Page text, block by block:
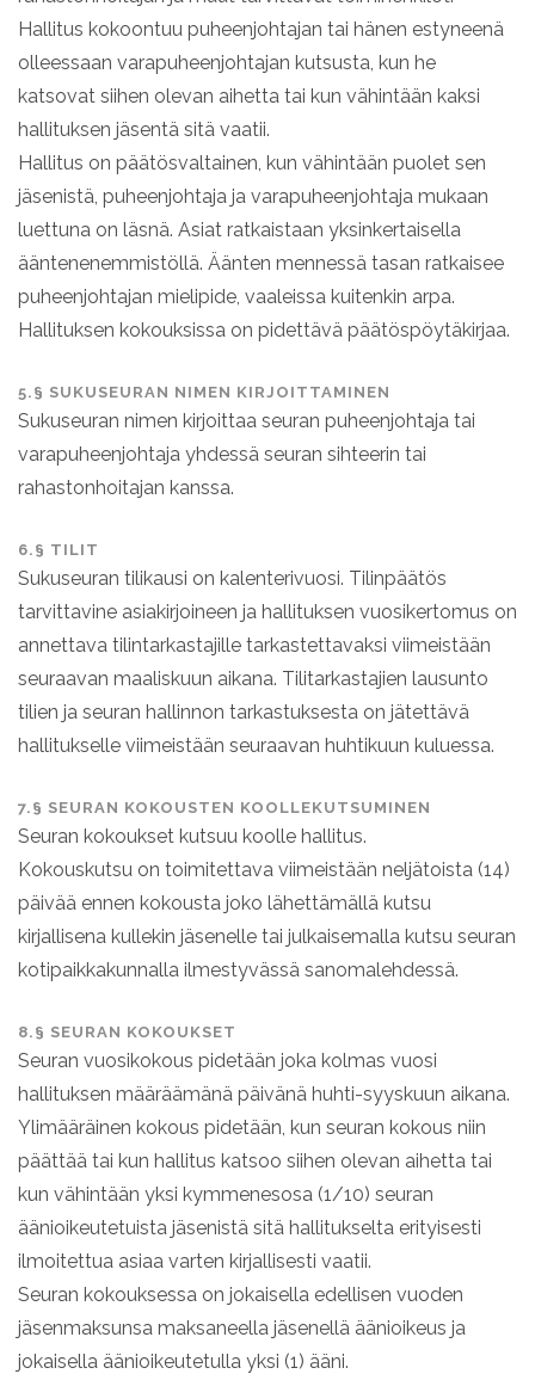
Hallitus kokoontuu puheenjohtajan tai hänen estyneenä
olleessaan varapuheenjohtajan kutsusta, kun he
katsovat siihen olevan aihetta tai kun vähintään kaksi
hallituksen jäsentä sitä vaatii.
Hallitus on päätösvaltainen, kun vähintään puolet sen
jäsenistä, puheenjohtaja ja varapuheenjohtaja mukaan
luettuna on läsnä. Asiat ratkaistaan yksinkertaisella
ääntenenemmistöllä. Äänten mennessä tasan ratkaisee
puheenjohtajan mielipide, vaaleissa kuitenkin arpa.
Hallituksen kokouksissa on pidettävä päätöspöytäkirjaa.
5.§ SUKUSEURAN NIMEN KIRJOITTAMINEN
Sukuseuran nimen kirjoittaa seuran puheenjohtaja tai
varapuheenjohtaja yhdessä seuran sihteerin tai
rahastonhoitajan kanssa.
6.§ TILIT
Sukuseuran tilikausi on kalenterivuosi. Tilinpäätös
tarvittavine asiakirjoineen ja hallituksen vuosikertomus on
annettava tilintarkastajille tarkastettavaksi viimeistään
seuraavan maaliskuun aikana. Tilitarkastajien lausunto
tilien ja seuran hallinnon tarkastuksesta on jätettävä
hallitukselle viimeistään seuraavan huhtikuun kuluessa.
7.§ SEURAN KOKOUSTEN KOOLLEKUTSUMINEN
Seuran kokoukset kutsuu koolle hallitus.
Kokouskutsu on toimitettava viimeistään neljätoista (14)
päivää ennen kokousta joko lähettämällä kutsu
kirjallisena kullekin jäsenelle tai julkaisemalla kutsu seuran
kotipaikkakunnalla ilmestyvässä sanomalehdessä.
8.§ SEURAN KOKOUKSET
Seuran vuosikokous pidetään joka kolmas vuosi
hallituksen määräämänä päivänä huhti-syyskuun aikana.
Ylimääräinen kokous pidetään, kun seuran kokous niin
päättää tai kun hallitus katsoo siihen olevan aihetta tai
kun vähintään yksi kymmenesosa (1/10) seuran
äänioikeutetuista jäsenistä sitä hallitukselta erityisesti
ilmoitettua asiaa varten kirjallisesti vaatii.
Seuran kokouksessa on jokaisella edellisen vuoden
jäsenmaksunsa maksaneella jäsenellä äänioikeus ja
jokaisella äänioikeutetulla yksi (1) ääni.